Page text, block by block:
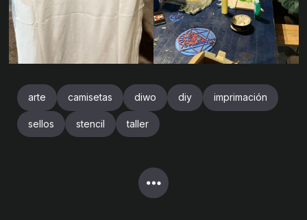
arte camisetas diwo diy imprimación
sellos stencil taller